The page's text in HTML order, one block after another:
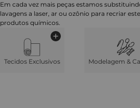
Em cada vez mais peças estamos
lavagens a laser, ar ou ozônio para recriar
produtos químicos.
Tecidos Exclusivos Modelagem &